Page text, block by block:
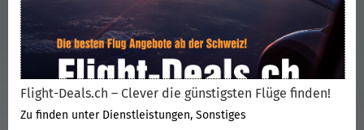
Flight-Deals.ch – Clever die günstigsten Flüge finden!
Zu finden unter Dienstleistungen, Sonstiges